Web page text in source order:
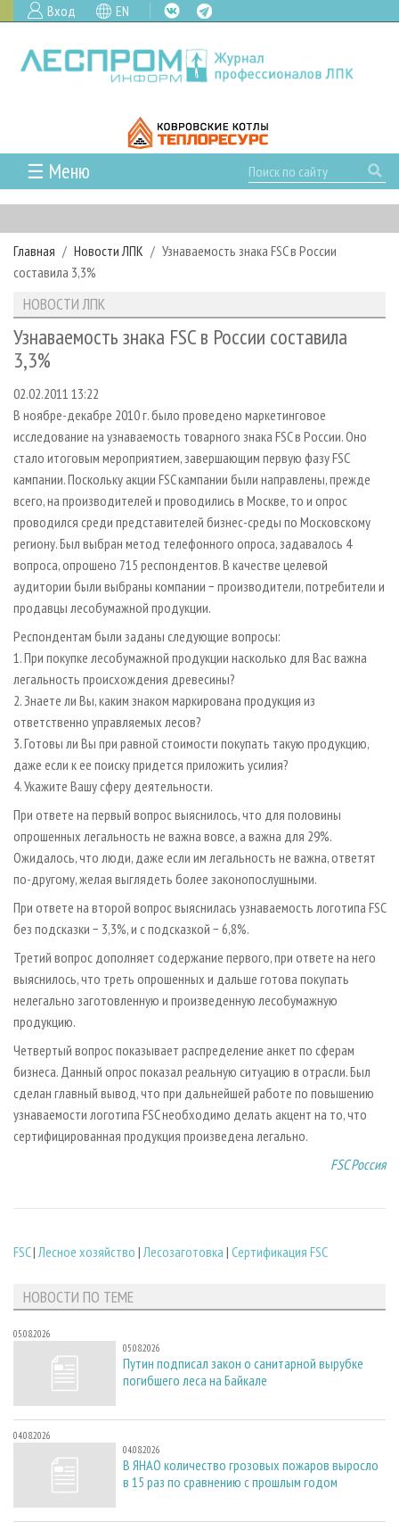
Вход EN
☰ Меню
ГЛАВНАЯ
РУБРИКИ И ТЕМЫ
РУБРИКИ ЖУРНАЛА
ЛЕСОЗАГОТОВКА
ЛЕСОПИЛЕНИЕ
СУШКА ДРЕВЕСИНЫ
ПРОИЗВОДСТВО ДРЕВЕСНЫХ ПЛИТ
ДЕРЕВЯННОЕ ДОМОСТРОЕНИЕ
ПРОИЗВОДСТВО МЕБЕЛИ
БИОЭНЕРГЕТИКА
ЦБП
ИНСТРУМЕНТ И МАТЕРИАЛЫ
НОВОСТИ
НОВОСТИ ЛПК
НОВОСТИ ЖУРНАЛА
ПРОЕКТЫ ЛПИ
АНАЛИТИКА
ПРЕДПРИЯТИЯ ЛПК
ПЕРСОНЫ
МОБИЛЬНЫЕ ВЫСТАВКИ
ОФИЦИАЛЬНЫЕ ДЕЛЕГАЦИИ
ПРИОРИТЕТНЫЕ ИНВЕСТПРОЕКТЫ
RUSSIAN FORESTRY REVIEW
ГАЗЕТА ЛЕСПРОМФОРУМ
БИБЛИОТЕКА СПЕЦИАЛИСТА
АРХИВ ЖУРНАЛОВ
О ЖУРНАЛЕ
ПОДПИСКА
КОНТАКТЫ
РЕКЛАМОДАТЕЛЯМ
РЕКЛАМА
РЕКЛАМА НА САЙТЕ
Главная Новости ЛПК
Узнаваемость знака FSC в России
составила 3,3%
НОВОСТИ ЛПК
Узнаваемость знака FSC в России составила
3,3%
02.02.2011 13:22
В ноябре-декабре 2010 г. было проведено маркетинговое
исследование на узнаваемость товарного знака FSC в России. Оно
стало итоговым мероприятием, завершающим первую фазу FSC
кампании. Поскольку акции FSC кампании были направлены, прежде
всего, на производителей и проводились в Москве, то и опрос
проводился среди представителей бизнес-среды по Московскому
региону. Был выбран метод телефонного опроса, задавалось 4
вопроса, опрошено 715 респондентов. В качестве целевой
аудитории были выбраны компании − производители, потребители и
продавцы лесобумажной продукции.
Респондентам были заданы следующие вопросы:
1. При покупке лесобумажной продукции насколько для Вас важна
легальность происхождения древесины?
2. Знаете ли Вы, каким знаком маркирована продукция из
ответственно управляемых лесов?
3. Готовы ли Вы при равной стоимости покупать такую продукцию,
даже если к ее поиску придется приложить усилия?
4. Укажите Вашу сферу деятельности.
При ответе на первый вопрос выяснилось, что для половины
опрошенных легальность не важна вовсе, а важна для 29%.
Ожидалось, что люди, даже если им легальность не важна, ответят
по-другому, желая выглядеть более законопослушными.
При ответе на второй вопрос выяснилась узнаваемость логотипа FSC
без подсказки − 3,3%, и с подсказкой − 6,8%.
Третий вопрос дополняет содержание первого, при ответе на него
выяснилось, что треть опрошенных и дальше готова покупать
нелегально заготовленную и произведенную лесобумажную
продукцию.
Четвертый вопрос показывает распределение анкет по сферам
бизнеса. Данный опрос показал реальную ситуацию в отрасли. Был
сделан главный вывод, что при дальнейшей работе по повышению
узнаваемости логотипа FSC необходимо делать акцент на то, что
сертифицированная продукция произведена легально.
FSC Россия
FSC|Лесное хозяйство |Лесозаготовка | Сертификация FSC
НОВОСТИ ПО ТЕМЕ
05.08.2026
05.08.2026
Путин подписал закон о санитарной вырубке
погибшего леса на Байкале
04.08.2026
04.08.2026
В ЯНАО количество грозовых пожаров выросло
в 15 раз по сравнению с прошлым годом